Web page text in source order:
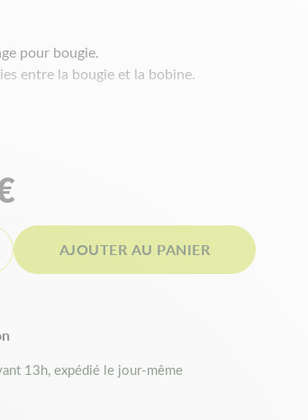
pour bougie.
entre la bougie et la bobine.
AJOUTER AU PANIER
13h, expédié le jour-même